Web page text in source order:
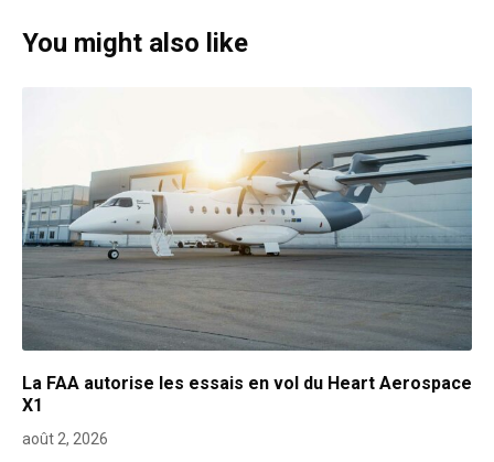
You might also like
La FAA autorise les essais en vol du Heart Aerospace
X1
août 2, 2026